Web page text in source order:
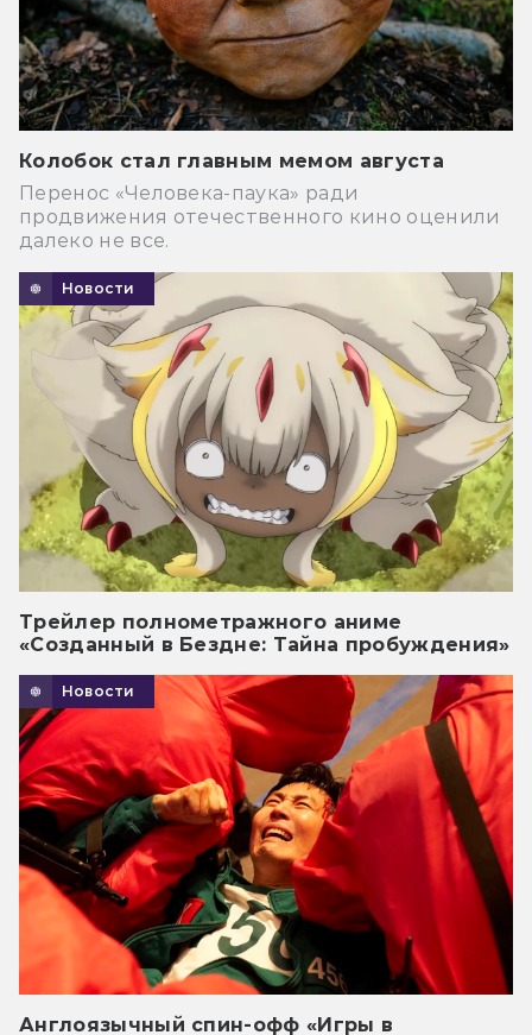
Колобок стал главным мемом августа
Перенос «Человека-паука» ради
продвижения отечественного кино оценили
далеко не все.
Новости
Трейлер полнометражного аниме
«Созданный в Бездне: Тайна пробуждения»
Новости
Англоязычный спин-офф «Игры в